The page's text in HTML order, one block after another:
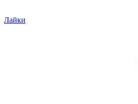
Лайки